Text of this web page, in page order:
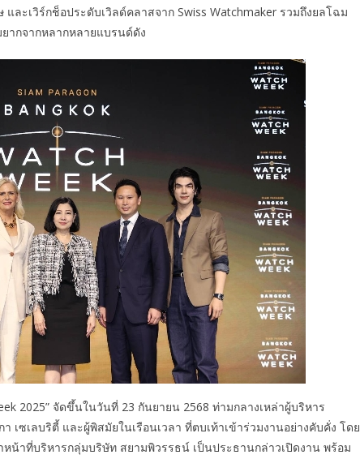
ะเวิร์กช็อประดับเวิลด์คลาสจาก Swiss Watchmaker รวมถึงยลโฉม
ากจากหลากหลายแบรนด์ดัง
2025” จัดขึ้นในวันที่ 23 กันยายน 2568 ท่ามกลางเหล่าผู้บริหาร
ซเลบริตี้ และผู้พิสมัยในเรือนเวลา ที่ตบเท้าเข้าร่วมงานอย่างคับคั่ง โดย
น้าที่บริหารกลุ่มบริษัท สยามพิวรรธน์ เป็นประธานกล่าวเปิดงาน พร้อม